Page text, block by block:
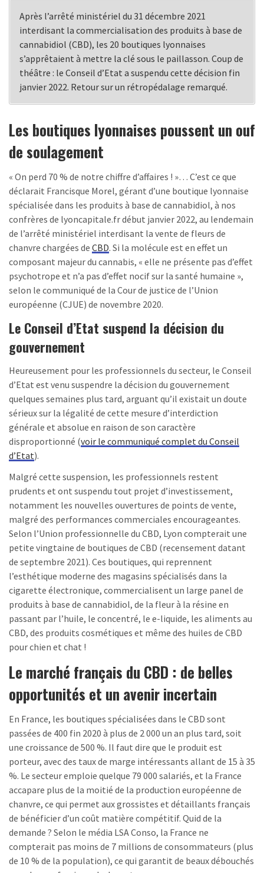
Après l’arrêté ministériel du 31 décembre 2021
interdisant la commercialisation des produits à base de
cannabidiol (CBD), les 20 boutiques lyonnaises
s’apprêtaient à mettre la clé sous le paillasson. Coup de
théâtre : le Conseil d’Etat a suspendu cette décision fin
janvier 2022. Retour sur un rétropédalage remarqué.
Les boutiques lyonnaises poussent un ouf
de soulagement
« On perd 70 % de notre chiffre d’affaires ! »… C’est ce que
déclarait Francisque Morel, gérant d’une boutique lyonnaise
spécialisée dans les produits à base de cannabidiol, à nos
confrères de lyoncapitale.fr début janvier 2022, au lendemain
de l’arrêté ministériel interdisant la vente de fleurs de
chanvre chargées de CBD. Si la molécule est en effet un
composant majeur du cannabis, « elle ne présente pas d’effet
psychotrope et n’a pas d’effet nocif sur la santé humaine »,
selon le communiqué de la Cour de justice de l’Union
européenne (CJUE) de novembre 2020.
Le Conseil d’Etat suspend la décision du
gouvernement
Heureusement pour les professionnels du secteur, le Conseil
d’Etat est venu suspendre la décision du gouvernement
quelques semaines plus tard, arguant qu’il existait un doute
sérieux sur la légalité de cette mesure d’interdiction
générale et absolue en raison de son caractère
disproportionné (voir le communiqué complet du Conseil
d’Etat).
Malgré cette suspension, les professionnels restent
prudents et ont suspendu tout projet d’investissement,
notamment les nouvelles ouvertures de points de vente,
malgré des performances commerciales encourageantes.
Selon l’Union professionnelle du CBD, Lyon compterait une
petite vingtaine de boutiques de CBD (recensement datant
de septembre 2021). Ces boutiques, qui reprennent
l’esthétique moderne des magasins spécialisés dans la
cigarette électronique, commercialisent un large panel de
produits à base de cannabidiol, de la fleur à la résine en
passant par l’huile, le concentré, le e-liquide, les aliments au
CBD, des produits cosmétiques et même des huiles de CBD
pour chien et chat !
Le marché français du CBD : de belles
opportunités et un avenir incertain
En France, les boutiques spécialisées dans le CBD sont
passées de 400 fin 2020 à plus de 2 000 un an plus tard, soit
une croissance de 500 %. Il faut dire que le produit est
porteur, avec des taux de marge intéressants allant de 15 à 35
%. Le secteur emploie quelque 79 000 salariés, et la France
accapare plus de la moitié de la production européenne de
chanvre, ce qui permet aux grossistes et détaillants français
de bénéficier d’un coût matière compétitif. Quid de la
demande ? Selon le média LSA Conso, la France ne
compterait pas moins de 7 millions de consommateurs (plus
de 10 % de la population), ce qui garantit de beaux débouchés